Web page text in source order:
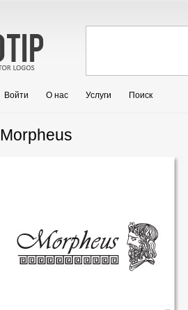
Войти О нас Услуги Поиск
Morpheus